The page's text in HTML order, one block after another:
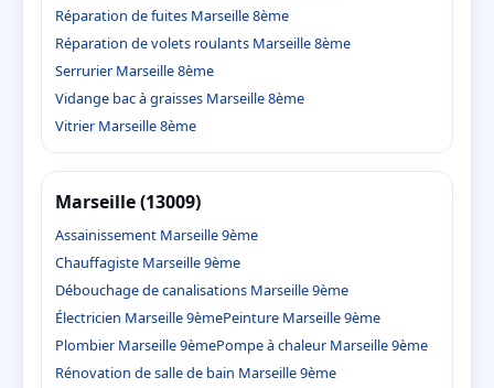
Réparation de fuites Marseille 8ème
Réparation de volets roulants Marseille 8ème
Serrurier Marseille 8ème
Vidange bac à graisses Marseille 8ème
Vitrier Marseille 8ème
Marseille (13009)
Assainissement Marseille 9ème
Chauffagiste Marseille 9ème
Débouchage de canalisations Marseille 9ème
Électricien Marseille 9èmePeinture Marseille 9ème
Plombier Marseille 9èmePompe à chaleur Marseille 9ème
Rénovation de salle de bain Marseille 9ème